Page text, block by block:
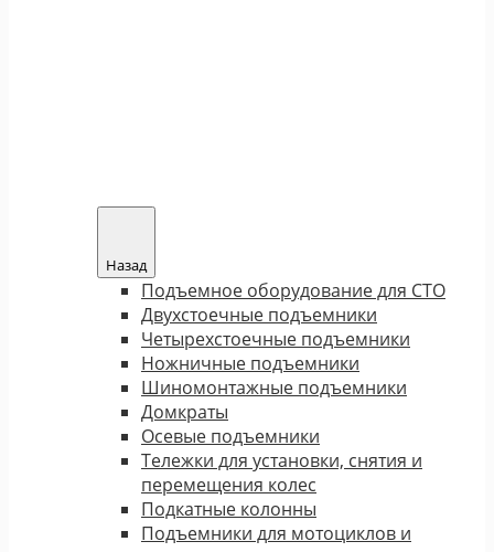
Назад
Подъемное оборудование для СТО
Двухстоечные подъемники
Четырехстоечные подъемники
Ножничные подъемники
Шиномонтажные подъемники
Домкраты
Осевые подъемники
Тележки для установки, снятия и
перемещения колес
Подкатные колонны
Подъемники для мотоциклов и